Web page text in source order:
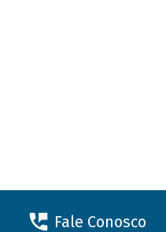
Fale Conosco